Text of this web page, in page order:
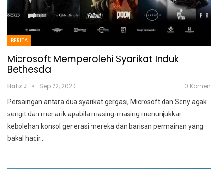
BERITA
Microsoft Memperolehi Syarikat Induk
Bethesda
Hafiz J Sep 22, 2020 0 Komen
Persaingan antara dua syarikat gergasi, Microsoft dan Sony agak
sengit dan menarik apabila masing-masing menunjukkan
kebolehan konsol generasi mereka dan barisan permainan yang
bakal hadir…